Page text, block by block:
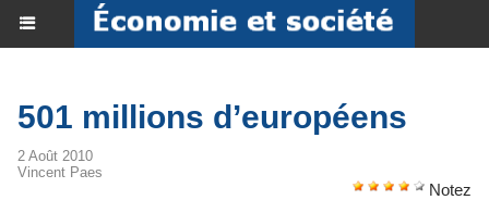
501 millions d’européens
2 Août 2010
Vincent Paes
Notez